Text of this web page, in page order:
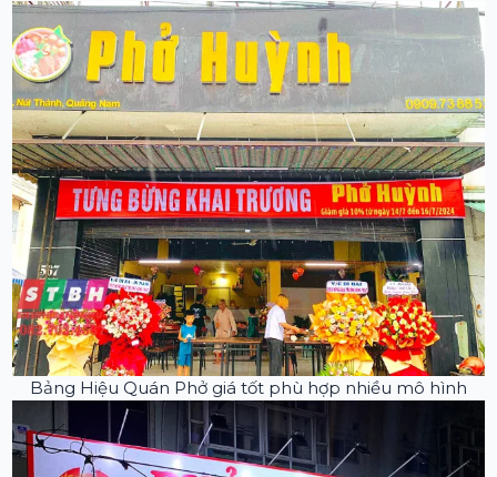
Bảng Hiệu Quán Phở giá tốt phù hợp nhiều mô hình